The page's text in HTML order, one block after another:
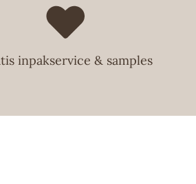
inpakservice & samples